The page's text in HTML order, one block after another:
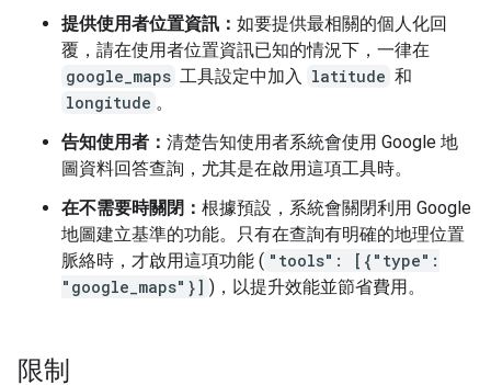
提供使用者位置資訊： 如要提供最相關的個人化回
覆，請在使用者位置資訊已知的情況下，一律在
google_maps 工具設定中加入 latitude 和
longitude 。
告知使用者： 清楚告知使用者系統會使用 Google 地
圖資料回答查詢，尤其是在啟用這項工具時。
在不需要時關閉： 根據預設，系統會關閉利用 Google
地圖建立基準的功能。只有在查詢有明確的地理位置
脈絡時，才啟用這項功能 ( "tools": [{"type":
"google_maps"}] )，以提升效能並節省費用。
限制